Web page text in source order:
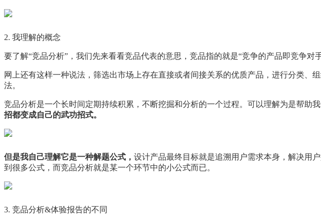
2. 我理解的概念
要了解“竞品分析”，我们先来看看竞品代表的意思，竞品指的就是“竞争的产品即竞争
网上还有这样一种说法，筛选出市场上存在直接或者间接关系的优质产品，进行分类
法。
竞品分析是一个长时间定期持续积累，不断挖掘和分析的一个过程。可以理解为是帮助
招都变成自己的武功招式。
但是我自己理解它是一种解题公式， 设计产品最终目标就是追溯用户需求本身，解决用
到很多公式，而竞品分析就是某一个环节中的小公式而已。
3. 竞品分析&体验报告的不同